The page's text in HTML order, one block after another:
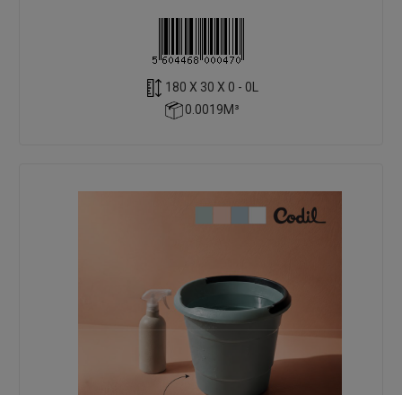
180 X 30 X 0 - 0L
0.0019M³